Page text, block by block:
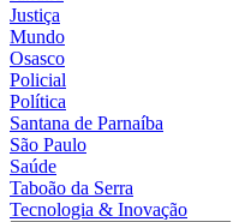
Justiça
Mundo
Osasco
Policial
Política
Santana de Parnaíba
São Paulo
Saúde
Taboão da Serra
Tecnologia & Inovação